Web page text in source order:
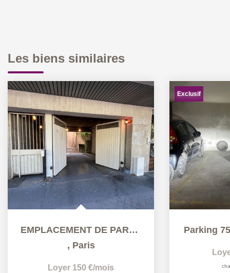
Les biens similaires
EMPLACEMENT DE PARKING
, Paris
Loyer 150 €/mois
Exclusif
Parking